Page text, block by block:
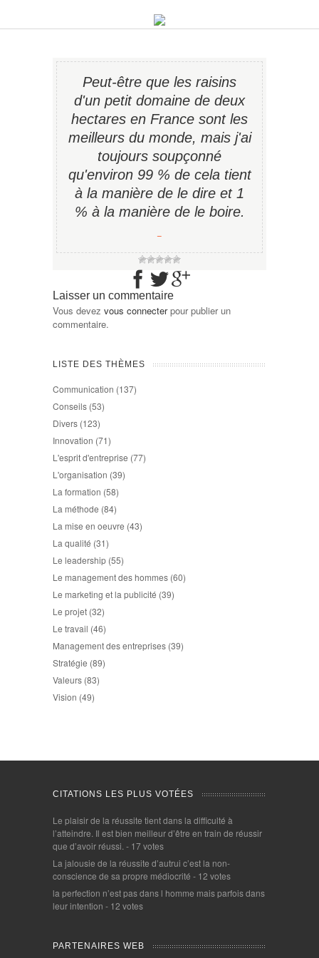
Peut-être que les raisins
d'un petit domaine de deux
hec­tares en France sont les
meilleurs du monde, mais j'ai
toujours soupçonné
qu'environ 99 % de cela tient
à la manière de le dire et 1
% à la manière de le boire.
−
Laisser un commentaire
Vous devez vous connecterpour publier un
commentaire.
LISTE DES THÈMES
Communication (137)
Conseils (53)
Divers (123)
Innovation (71)
L'esprit d'entreprise (77)
L'organisation (39)
La formation (58)
La méthode (84)
La mise en oeuvre (43)
La qualité (31)
Le leadership (55)
Le management des hommes (60)
Le marketing et la publicité (39)
Le projet (32)
Le travail (46)
Management des entreprises (39)
Stratégie (89)
Valeurs (83)
Vision (49)
CITATIONS LES PLUS VOTÉES
Le plaisir de la réussite tient dans la difficulté à
l’atteindre. Il est bien meilleur d’être en train de réussir
que d’avoir réussi. - 17 votes
La jalousie de la réussite d’autrui c’est la non-
conscience de sa propre médiocrité - 12 votes
la perfection n’est pas dans l homme mais parfois dans
leur intention - 12 votes
PARTENAIRES WEB